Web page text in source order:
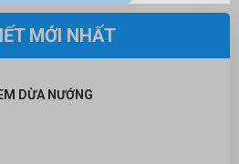
MỚI NHẤT
DỪA NƯỚNG